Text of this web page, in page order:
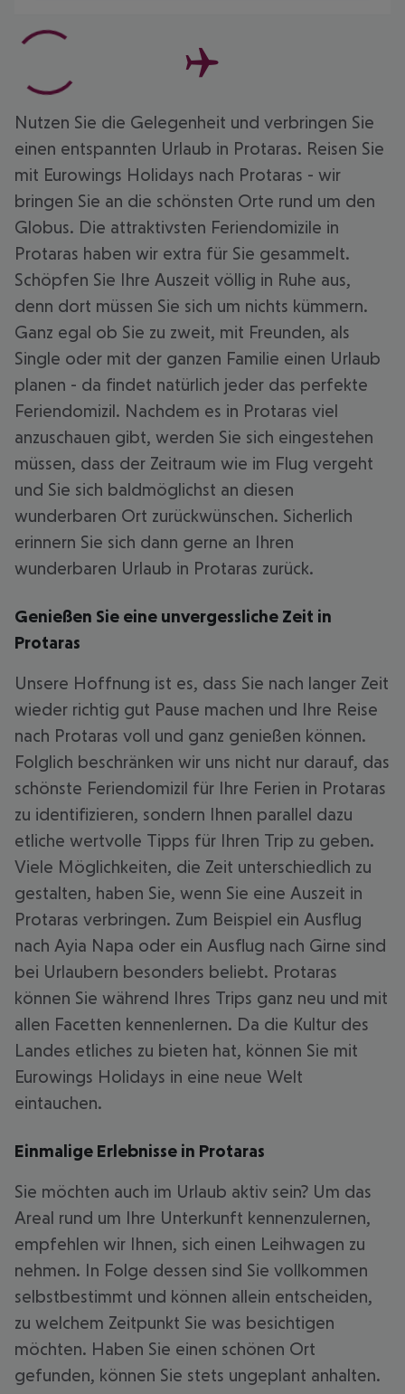
Nutzen Sie die Gelegenheit und verbringen Sie
einen entspannten Urlaub in Protaras. Reisen Sie
mit Eurowings Holidays nach Protaras - wir
bringen Sie an die schönsten Orte rund um den
Globus. Die attraktivsten Feriendomizile in
Protaras haben wir extra für Sie gesammelt.
Schöpfen Sie Ihre Auszeit völlig in Ruhe aus,
denn dort müssen Sie sich um nichts kümmern.
Ganz egal ob Sie zu zweit, mit Freunden, als
Single oder mit der ganzen Familie einen Urlaub
planen - da findet natürlich jeder das perfekte
Feriendomizil. Nachdem es in Protaras viel
anzuschauen gibt, werden Sie sich eingestehen
müssen, dass der Zeitraum wie im Flug vergeht
und Sie sich baldmöglichst an diesen
wunderbaren Ort zurückwünschen. Sicherlich
erinnern Sie sich dann gerne an Ihren
wunderbaren Urlaub in Protaras zurück.
Genießen Sie eine unvergessliche Zeit in
Protaras
Unsere Hoffnung ist es, dass Sie nach langer Zeit
wieder richtig gut Pause machen und Ihre Reise
nach Protaras voll und ganz genießen können.
Folglich beschränken wir uns nicht nur darauf, das
schönste Feriendomizil für Ihre Ferien in Protaras
zu identifizieren, sondern Ihnen parallel dazu
etliche wertvolle Tipps für Ihren Trip zu geben.
Viele Möglichkeiten, die Zeit unterschiedlich zu
gestalten, haben Sie, wenn Sie eine Auszeit in
Protaras verbringen. Zum Beispiel ein Ausflug
nach Ayia Napa oder ein Ausflug nach Girne sind
bei Urlaubern besonders beliebt. Protaras
können Sie während Ihres Trips ganz neu und mit
allen Facetten kennenlernen. Da die Kultur des
Landes etliches zu bieten hat, können Sie mit
Eurowings Holidays in eine neue Welt
eintauchen.
Einmalige Erlebnisse in Protaras
Sie möchten auch im Urlaub aktiv sein? Um das
Areal rund um Ihre Unterkunft kennenzulernen,
empfehlen wir Ihnen, sich einen Leihwagen zu
nehmen. In Folge dessen sind Sie vollkommen
selbstbestimmt und können allein entscheiden,
zu welchem Zeitpunkt Sie was besichtigen
möchten. Haben Sie einen schönen Ort
gefunden, können Sie stets ungeplant anhalten.